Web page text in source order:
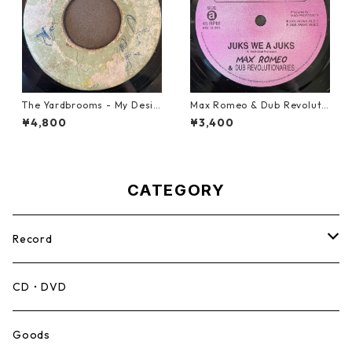
The Yardbrooms - My Desir
e【7-21922】
¥4,800
Max Romeo & Dub Revoluti
onaries - Juks We A Juks【1
0-90000】
¥3,400
CATEGORY
Record
Mento,Calypso,Ballad
Ska
CD・DVD
Goods